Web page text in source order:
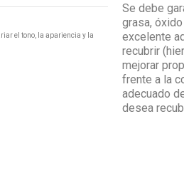
el tono, la apariencia y la
Se debe
grasa,
excelente
recubrir
mejorar
frente a la
adecuado
desea